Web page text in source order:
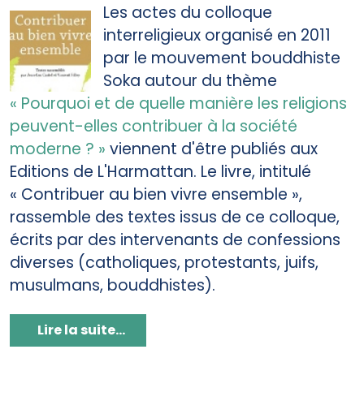
Les actes du colloque
interreligieux organisé en 2011
par le mouvement bouddhiste
Soka autour du thème
« Pourquoi et de quelle manière les religions
peuvent-elles contribuer à la société
moderne ? » viennent d'être publiés aux
Editions de L'Harmattan. Le livre, intitulé
« Contribuer au bien vivre ensemble »,
rassemble des textes issus de ce colloque,
écrits par des intervenants de confessions
diverses (catholiques, protestants, juifs,
musulmans, bouddhistes).
Lire la suite...